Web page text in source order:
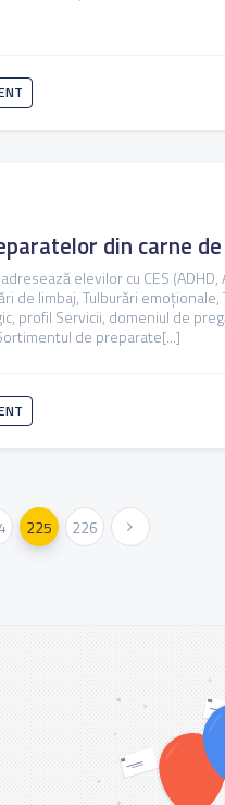
din carne
elevilor cu CES (ADHD,
de limbaj, Tulburări emoționale,
profil Servicii, domeniul de
de preparate[...]
225 226Urmatoarea »